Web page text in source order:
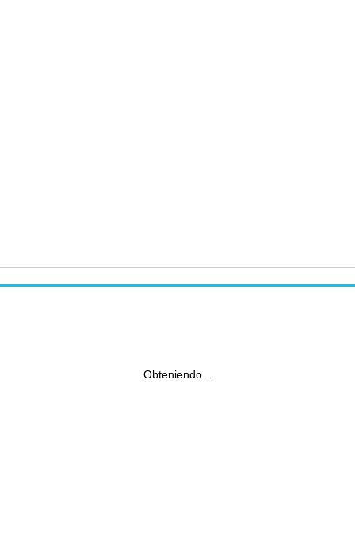
Obteniendo...